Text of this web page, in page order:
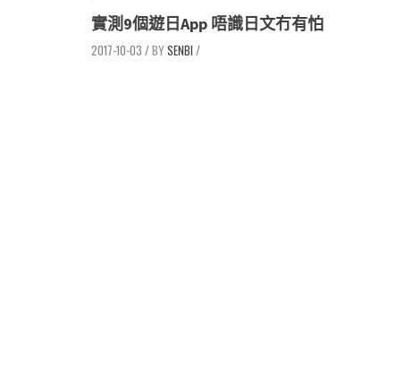
實測9個遊日App 唔識日文冇有怕
2017-10-03 / SENBI /